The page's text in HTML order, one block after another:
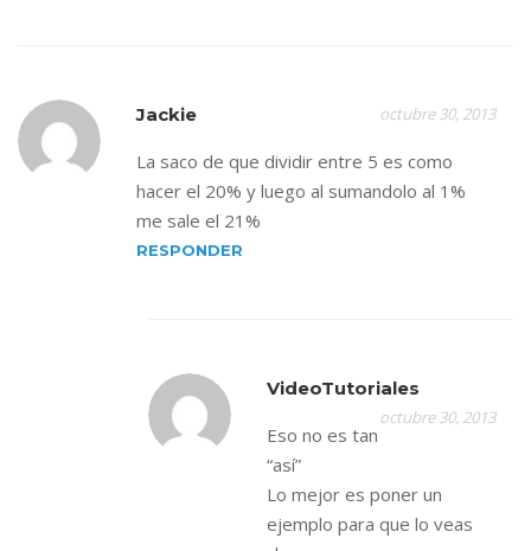
Jackie octubre 30, 2013
La saco de que dividir entre 5 es como
hacer el 20% y luego al sumandolo al 1%
me sale el 21%
RESPONDER
VideoTutoriales
octubre 30, 2013
Eso no es tan
“así”
Lo mejor es poner un
ejemplo para que lo veas